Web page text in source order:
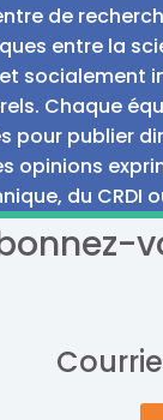
de
entre la
socialement
Chaque
pour publier
opinions
du CRDI